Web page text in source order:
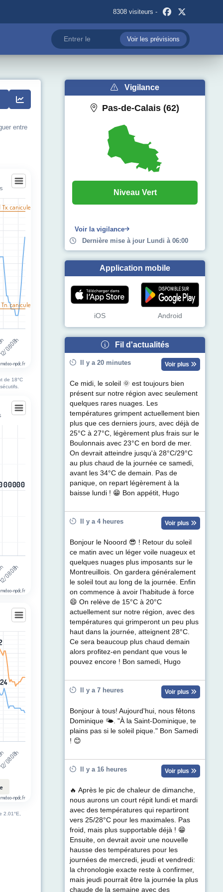
8308 visiteurs -
Voir les prévisions
entre
(°C). Data ranges from 16 to 31.
08 08h
meteo-npdc.fr
Tx. canicule
Tn. canicule
de 18°C
de précipitations (mm). Data ranges from -0.5 to 0.5.
0
00
00
00
00
0
08 08h
meteo-npdc.fr
(km/h). Data ranges from 3 to 42.
24
24
08 08h
meteo-npdc.fr
2.01°E,
Vigilance
Pas-de-Calais (62)
Niveau Vert
Voir la vigilance
Dernière mise à jour Lundi à 06:00
Application mobile
iOS Android
Fil d'actualités
Il y a 20 minutes Voir plus
Ce midi, le soleil 🌞 est toujours bien
présent sur notre région avec seulement
quelques rares nuages. Les
températures grimpent actuellement bien
plus que ces derniers jours, avec déjà de
25°C à 27°C, légèrement plus frais sur le
Boulonnais avec 23°C en bord de mer.
On devrait atteindre jusqu'à 28°C/29°C
au plus chaud de la journée ce samedi,
avant les 34°C de demain. Pas de
panique, on repart légèrement à la
baisse lundi ! 😁 Bon appétit, Hugo
Il y a 4 heures Voir plus
Bonjour le Nooord 😎 ! Retour du soleil
ce matin avec un léger voile nuageux et
quelques nuages plus imposants sur le
Montreuillois. On gardera généralement
le soleil tout au long de la journée. Enfin
on commence à avoir l’habitude à force
😄 On relève de 15°C à 20°C
actuellement sur notre région, avec des
températures qui grimperont un peu plus
haut dans la journée, atteignent 28°C.
Ce sera beaucoup plus chaud demain
alors profitez-en pendant que vous le
pouvez encore ! Bon samedi, Hugo
Il y a 7 heures Voir plus
Bonjour à tous! Aujourd'hui, nous fêtons
Dominique 🌤. "À la Saint-Dominique, te
plains pas si le soleil pique." Bon Samedi
! 😊
Il y a 16 heures Voir plus
🔥 Après le pic de chaleur de dimanche,
nous aurons un court répit lundi et mardi
avec des températures qui repartiront
vers 25/28°C pour les maximales. Pas
froid, mais plus supportable déjà ! 😁
Ensuite, on devrait avoir une nouvelle
hausse des températures pour les
journées de mercredi, jeudi et vendredi:
la chronologie exacte reste à confirmer,
mais jeudi pourrait être la journée la plus
chaude de la semaine avec des